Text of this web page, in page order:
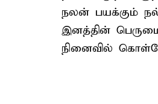
நலன் பயக்கும்
இனத்தின்
நினைவில்